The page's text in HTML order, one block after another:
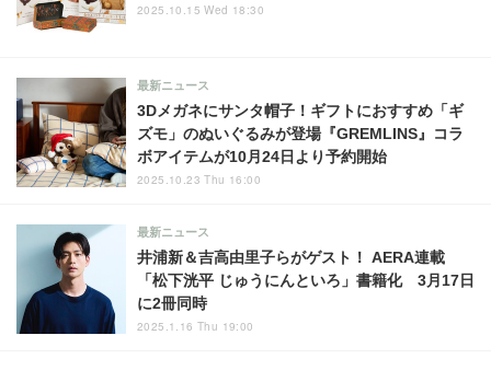
2025.10.15 Wed 18:30
3Dメガネにサンタ帽子！ギフトにおすすめ「ギ
ズモ」のぬいぐるみが登場『GREMLINS』コラ
ボアイテムが10月24日より予約開始
最新ニュース
2025.10.23 Thu 16:00
井浦新＆吉高由里子らがゲスト！ AERA連載
「松下洸平 じゅうにんといろ」書籍化 3月17日
に2冊同時
最新ニュース
2025.1.16 Thu 19:00